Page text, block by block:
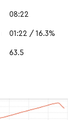
08:22
01:22 / 16.3%
63.5